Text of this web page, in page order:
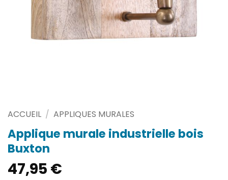
ACCUEIL / APPLIQUES MURALES
Applique murale industrielle bois
Buxton
47,95 €